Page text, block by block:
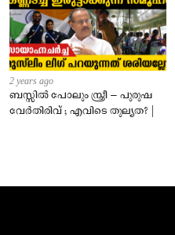
2 years ago
ബസ്സിൽ പോലും സ്ത്രീ – പുരുഷ
വേർതിരിവ് ; എവിടെ തുല്യത? |